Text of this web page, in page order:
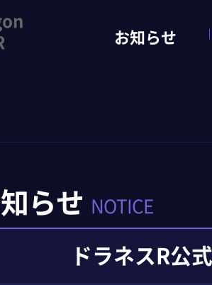
お知らせ
らせ NOTICE
ドラネスR公